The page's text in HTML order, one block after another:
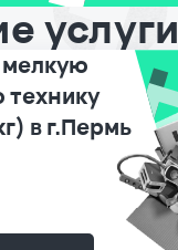
услуги
в г.Пермь